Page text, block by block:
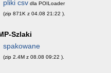
pliki csv dla POILoader
(zip 871K z 04.08 21:22 ).
Szlaki
spakowane
(zip 2.4M z 08.08 09:22 ).